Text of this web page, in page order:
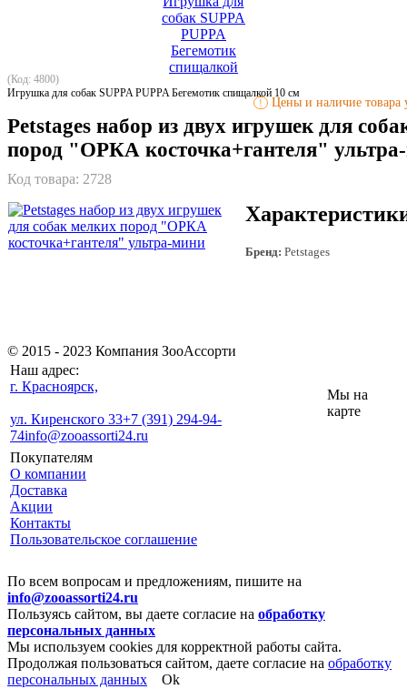
(Код: 4800)
Игрушка для собак SUPPA PUPPA Бегемотик спищалкой 10 см
! Цены и наличие товара
Petstages набор из двух игрушек для
пород "ОРКА косточка+гантеля"
Код товара: 2728
Бренд: Petstages
© 2015 - 2023 Компания ЗооАссорти
Наш адрес:
г. Красноярск,
ул. Киренского 33+7 (391) 294-94-
74info@zooassorti24.ru
Мы на
карте
Покупателям
О компании
Доставка
Акции
Контакты
Пользовательское соглашение
По всем вопросам и предложениям, пишите на
info@zooassorti24.ru
Пользуясь сайтом, вы даете согласие на обработку
персональных данных
Мы используем cookies для корректной работы сайта.
Продолжая пользоваться сайтом, даете согласие на обработку
персональных данных
Ok